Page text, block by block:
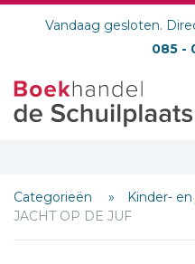
Vandaag gesloten.
085 -
Categorieën
Kinder-
JACHT OP DE JUF